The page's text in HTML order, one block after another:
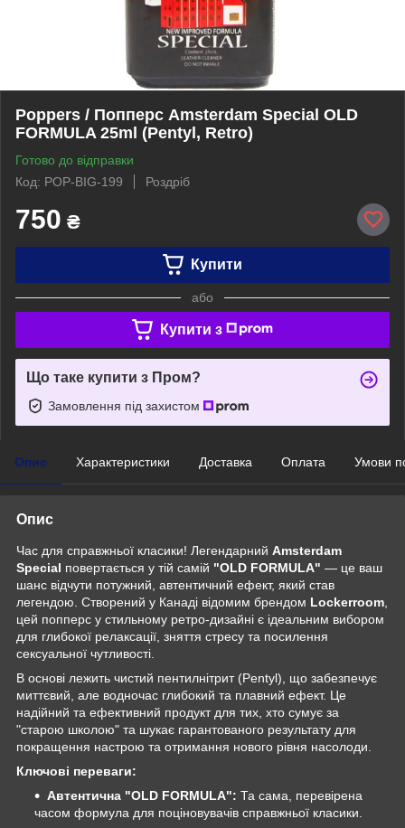
Poppers / Попперс Amsterdam Special OLD
FORMULA 25ml (Pentyl, Retro)
Готово до відправки
Код: POP-BIG-199
Роздріб
750 ₴
Купити
або
Купити з
Що таке купити з Пром?
Замовлення під захистом
Опис Характеристики Доставка Оплата Умови
Опис
Час для справжньої класики! Легендарний Amsterdam
Special повертається у тій самій "OLD FORMULA" — це ваш
шанс відчути потужний, автентичний ефект, який став
легендою. Створений у Канаді відомим брендом Lockerroom
цей попперс у стильному ретро-дизайні є ідеальним вибором
для глибокої релаксації, зняття стресу та посилення
сексуальної чутливості.
В основі лежить чистий пентилнітрит (Pentyl), що забезпечує
миттєвий, але водночас глибокий та плавний ефект. Це
надійний та ефективний продукт для тих, хто сумує за
"старою школою" та шукає гарантованого результату для
покращення настрою та отримання нового рівня насолоди.
Ключові переваги:
Автентична "OLD FORMULA": Та сама, перевірена
часом формула для поціновувачів справжньої класики.